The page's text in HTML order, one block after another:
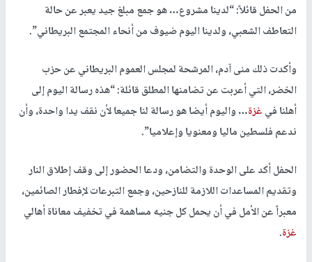
من الحفل قائلاً: “لدينا مشروع… هو جمع مبلغ جيد يعبر عن حالة
التعاطف الشعبي، ولدينا اليوم ضيوف من أنحاء المجتمع البريطاني”.
وأكدت ذلك منى آدم، المرشحة لمجلس العموم البريطاني عن حزب
الخضر، التي أعربت عن تضامنها المطلق قائلة: “هذه رسالة اليوم إلى
أهلنا فيغزة… واليوم أيضا هو رسالة لنا جميعا لأن نقف يدا واحدة، وأن
ندعم فلسطين ماليا ومعنويا وإعلاميا”.
الحفل أكد على الوحدة والتضامن، ودعا الحضور إلى وقف إطلاق النار
وتقديم المساعدات اللازمة للنازحين، وجمع التبرعات لإفطار الصائمين،
معبراً عن الأمل في أن يحمل كل جنيه مساهمة في تخفيف معاناة أهالي
غزة.